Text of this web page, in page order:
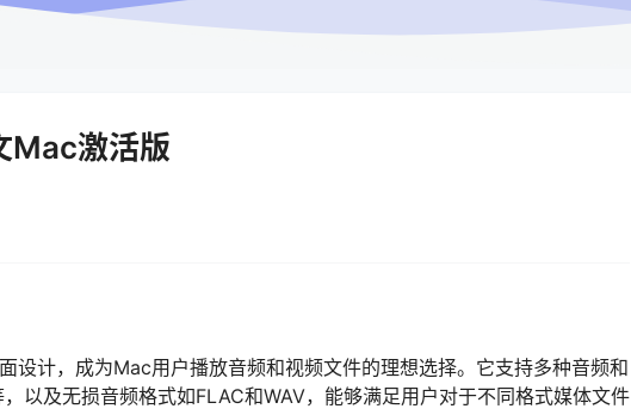
Mac激活版
设计，成为Mac用户播放音频和视频文件的理想选择。它支持多种音频和
以及无损音频格式如FLAC和WAV，能够满足用户对于不同格式媒体文件